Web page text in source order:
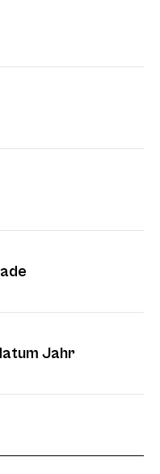
Jahr